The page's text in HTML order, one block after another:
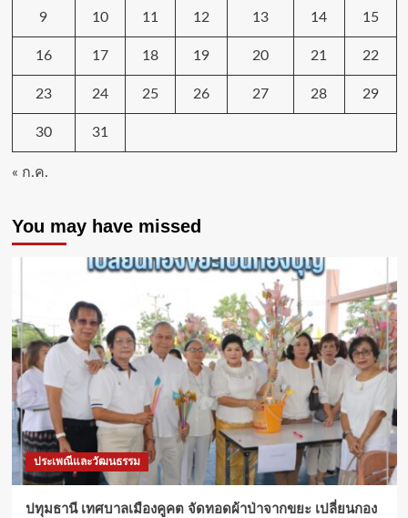
9 10 11 12 13 14 15
16 17 18 19 20 21 22
23 24 25 26 27 28 29
30 31
« ก.ค.
You may have missed
ประเพณีและวัฒนธรรม
ปทุมธานี เทศบาลเมืองคูคต จัดทอดผ้าป่าจากขยะ เปลี่ยนกอง